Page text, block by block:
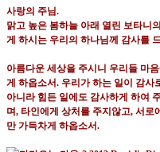
사랑의 주님.
맑고 높은 봄하늘 아래 열린 보타니
게 하시는 우리의 하나님께 감사를
아름다운 세상을 주시니 우리들 마
게 하옵소서. 우리가 하는 일이 감사
아니라 힘든 일에도 감사하게 하여
며, 타인에게 상처를 주지않고, 서로
만 가득차게 하옵소서.